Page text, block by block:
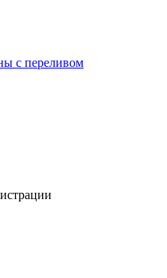
с переливом